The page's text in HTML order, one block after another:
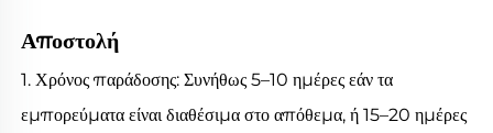
Αποστολή
1. Χρόνος παράδοσης: Συνήθως 5–10 ημέρες εάν τα
εμπορεύματα είναι διαθέσιμα στο απόθεμα, ή 15–20 ημέρες